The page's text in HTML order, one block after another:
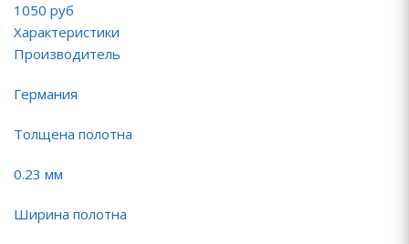
1050 руб
Характеристики
Производитель
Германия
Толщена полотна
0.23 мм
Ширина полотна